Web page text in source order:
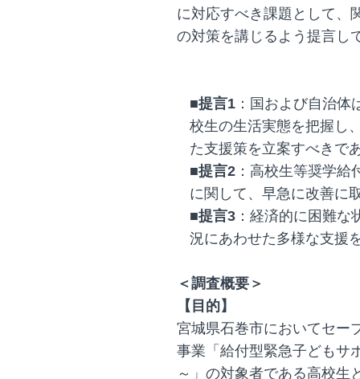
に対応すべき課題として、
の対策を講じるよう提言し
■提言1 ：国および自治
校生の生活実態を把握し
た支援策を立案すべきで
■提言2 ：高校生等奨学
に関して、早急に改善に
■提言3 ：経済的に困難
況にあわせた多様な支援
＜調査概要＞
【目的】
宮城県石巻市においてセー
事業「給付型緊急子どもサ
～」の対象者である高校生